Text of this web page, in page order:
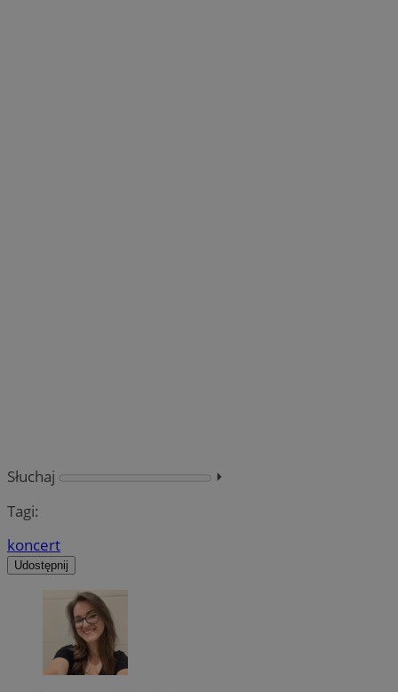
Słuchaj
⏵︎
Tagi:
koncert
Udostępnij